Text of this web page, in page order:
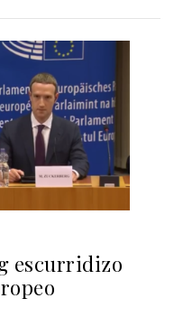
escurridizo